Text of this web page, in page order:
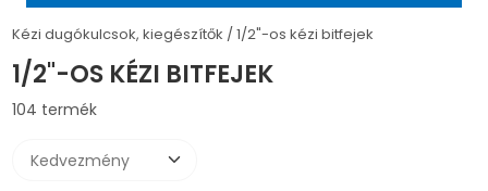
Kézi dugókulcsok, kiegészítők 1/2"-os kézi bitfejek
1/2"-OS KÉZI BITFEJEK
104 termék